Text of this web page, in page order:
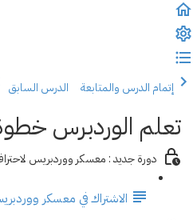
إتمام الدرس والمتابعة الدرس السابق
تعلم الوردبرس
دورة جديد : معسكر ووردبريس
الاشتراك في معسكر